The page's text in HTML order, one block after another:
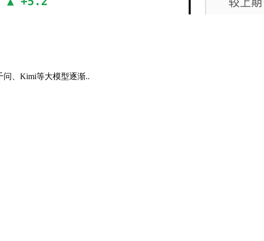
问、Kimi等大模型逐渐..